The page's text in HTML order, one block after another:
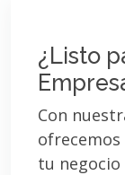
¿Listo
Con
tu